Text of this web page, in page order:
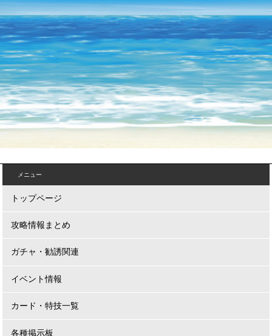
メニュー
トップページ
攻略情報まとめ
ガチャ・勧誘関連
イベント情報
カード・特技一覧
各種掲示板